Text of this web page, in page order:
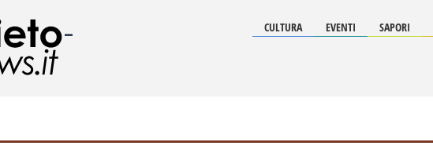
- CULTURA EVENTI SAPORI